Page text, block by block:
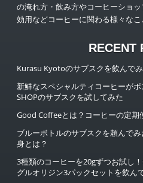
の淹れ方・飲み方やコーヒーショ
効用などコーヒーに関わる様々なこ
RECENT
Kurasu Kyotoのサブスクを飲んで
新鮮なスペシャルティコーヒーがポ
SHOPのサブスクを試してみた
Good Coffeeとは？コーヒーの定期
ブルーボトルのサブスクを頼んで
身とは？
3種類のコーヒーを20gずつお試し
グルオリジン3パックセットを飲ん